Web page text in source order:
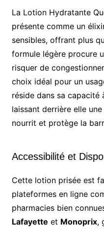
La Lotion Hydratante
présente comme un
sensibles, offrant plus
formule légère procure
risquer de
choix idéal pour un
réside dans sa capacité
laissant derrière elle
nourrit et protège la
Accessibilité et
Cette lotion prisée est
plateformes en ligne
pharmacies bien
Lafayette et Monoprix,